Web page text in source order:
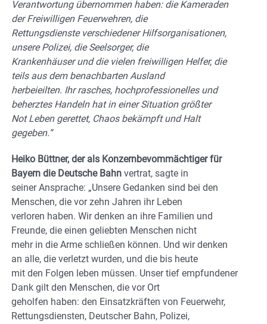
Verantwortung übernommen haben: die Kameraden
der Freiwilligen Feuerwehren, die
Rettungsdienste verschiedener Hilfsorganisationen,
unsere Polizei, die Seelsorger, die
Krankenhäuser und die vielen freiwilligen Helfer, die
teils aus dem benachbarten Ausland
herbeieilten. Ihr rasches, hochprofessionelles und
beherztes Handeln hat in einer Situation größter
Not Leben gerettet, Chaos bekämpft und Halt
gegeben.“
Heiko Büttner, der als Konzernbevommächtiger für
Bayern die Deutsche Bahn vertrat, sagte in
seiner Ansprache: „Unsere Gedanken sind bei den
Menschen, die vor zehn Jahren ihr Leben
verloren haben. Wir denken an ihre Familien und
Freunde, die einen geliebten Menschen nicht
mehr in die Arme schließen können. Und wir denken
an alle, die verletzt wurden, und die bis heute
mit den Folgen leben müssen. Unser tief empfundener
Dank gilt den Menschen, die vor Ort
geholfen haben: den Einsatzkräften von Feuerwehr,
Rettungsdiensten, Deutscher Bahn, Polizei,